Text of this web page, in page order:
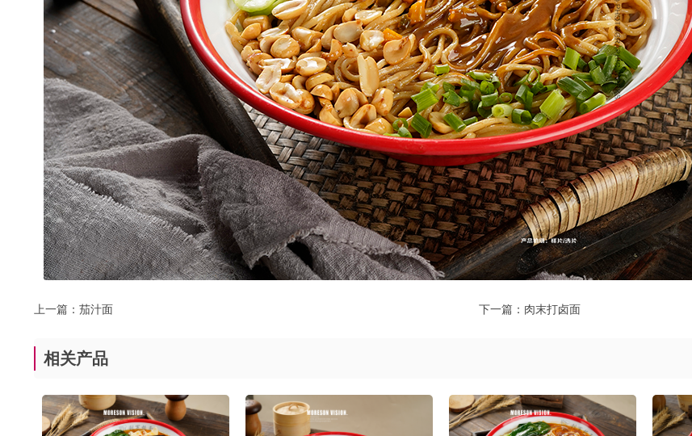
上一篇： 茄汁面 下一篇： 肉末打卤面
相关产品